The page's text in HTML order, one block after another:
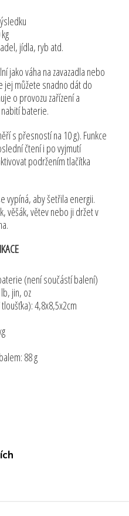
jídla, ryb atd.
jako váha na zavazadla nebo
jej můžete snadno dát do
o provozu zařízení a
baterie.
s přesností na 10 g). Funkce
čtení i po vyjmutí
podržením tlačítka
vypíná, aby šetřila energii.
věšák, větev nebo ji držet v
(není součástí balení)
jin, oz
4,8x8,5x2cm
88 g